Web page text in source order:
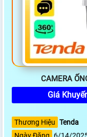
CAMERA
Giá
Thương Hiệu Tenda